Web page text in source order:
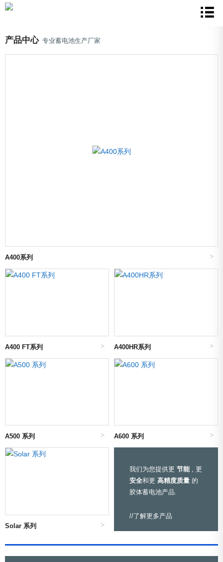
产品中心 专业蓄电池生产厂家
A400系列
A400 FT系列 A400HR系列
A500 系列 A600 系列
Solar 系列
我们为您提供更节能 , 更
安全和更高精度质量 的
胶体蓄电池产品.
//了解更多产品